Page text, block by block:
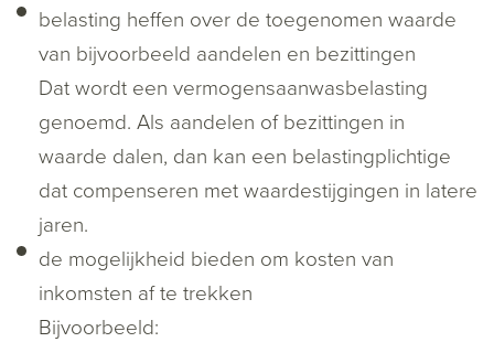
belasting heffen over de toegenomen waarde
van bijvoorbeeld aandelen en bezittingen
Dat wordt een vermogensaanwasbelasting
genoemd. Als aandelen of bezittingen in
waarde dalen, dan kan een belastingplichtige
dat compenseren met waardestijgingen in latere
jaren.
de mogelijkheid bieden om kosten van
inkomsten af te trekken
Bijvoorbeeld: